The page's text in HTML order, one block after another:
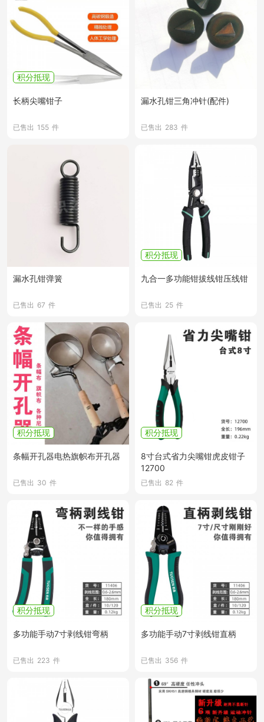
积分抵现
长柄尖嘴钳子
已售出 155 件
漏水孔钳三角冲针(配件)
已售出 283 件
漏水孔钳弹簧
已售出 67 件
积分抵现
九合一多功能钳拔线钳压线钳
已售出 25 件
积分抵现
条幅开孔器电热旗帜布开孔器
已售出 30 件
积分抵现
8寸台式省力尖嘴钳虎皮钳子
12700
已售出 82 件
积分抵现
多功能手动7寸剥线钳弯柄
已售出 223 件
积分抵现
多功能手动7寸剥线钳直柄
已售出 356 件